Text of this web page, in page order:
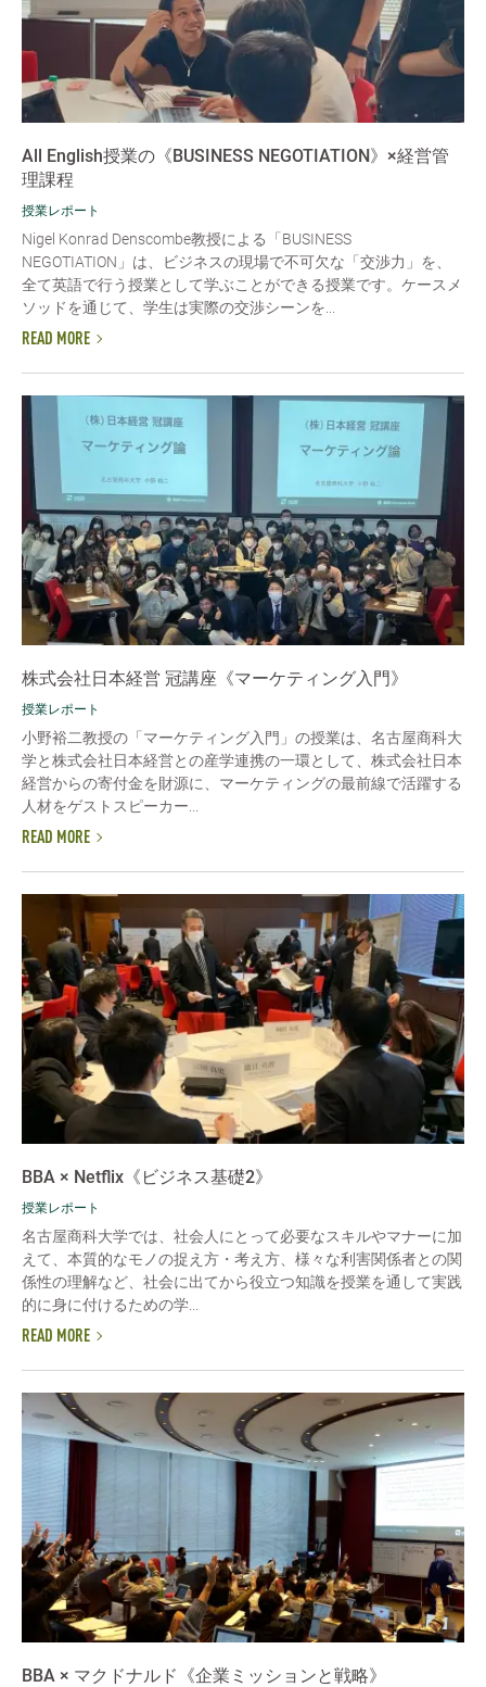
All English授業の《BUSINESS NEGOTIATION》×経営管
理課程
授業レポート
Nigel Konrad Denscombe教授による「BUSINESS
NEGOTIATION」は、ビジネスの現場で不可欠な「交渉力」を、
全て英語で行う授業として学ぶことができる授業です。ケースメ
ソッドを通じて、学生は実際の交渉シーンを...
READ MORE
株式会社日本経営 冠講座《マーケティング入門》
授業レポート
小野裕二教授の「マーケティング入門」の授業は、名古屋商科大
学と株式会社日本経営との産学連携の一環として、株式会社日本
経営からの寄付金を財源に、マーケティングの最前線で活躍する
人材をゲストスピーカー...
READ MORE
BBA × Netflix《ビジネス基礎2》
授業レポート
名古屋商科大学では、社会人にとって必要なスキルやマナーに加
えて、本質的なモノの捉え方・考え方、様々な利害関係者との関
係性の理解など、社会に出てから役立つ知識を授業を通して実践
的に身に付けるための学...
READ MORE
BBA × マクドナルド《企業ミッションと戦略》